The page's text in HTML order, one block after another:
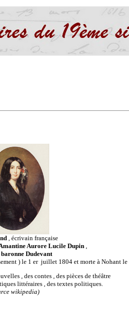
, écrivain française
Aurore Lucile Dupin ,
baronne Dudevant
) le 1 er juillet 1804 et morte à Nohant
, des contes , des pièces de théâtre
littéraires , des textes politiques.
wikipedia)